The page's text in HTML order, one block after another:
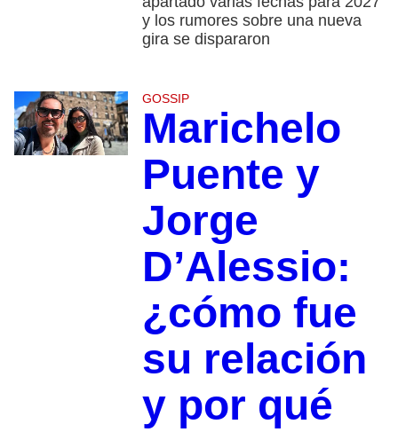
y los rumores sobre una nueva
gira se dispararon
GOSSIP
Marichelo
Puente y
Jorge
D’Alessio:
¿cómo fue
su relación
y por qué